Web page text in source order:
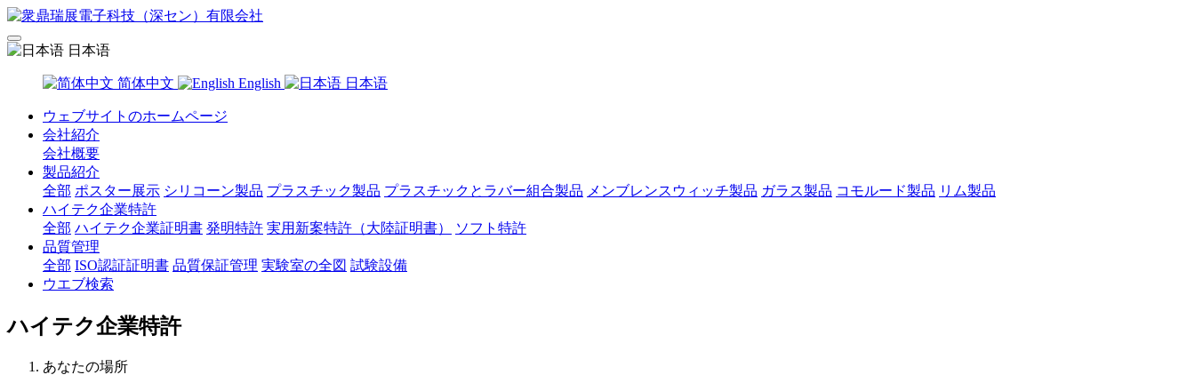
日本语
简体中文 English 日本语
ウェブサイトのホームページ
会社紹介
会社概要
製品紹介
全部 ポスター展示 シリコーン製品 プラスチック製品 プラスチックとラバー組合製品 メンブレンスウィッチ製品 ガラス製品 コモルード製品 リム製品
ハイテク企業特許
全部 ハイテク企業証明書 発明特許 実用新案特許（大陸証明書）
ソフト特許
品質管理
全部 ISO認証証明書 品質保証管理 実験室の全図 試験設備
ウエブ検索
ハイテク企業特許
あなたの場所